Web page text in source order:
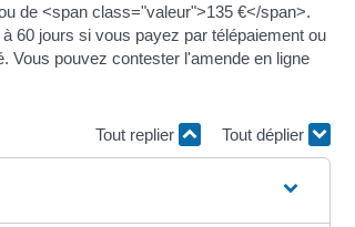
de <span class="valeur">135 €</span>.
60 jours si vous payez par télépaiement ou
Vous pouvez contester l'amende en ligne
Tout replier Tout déplier